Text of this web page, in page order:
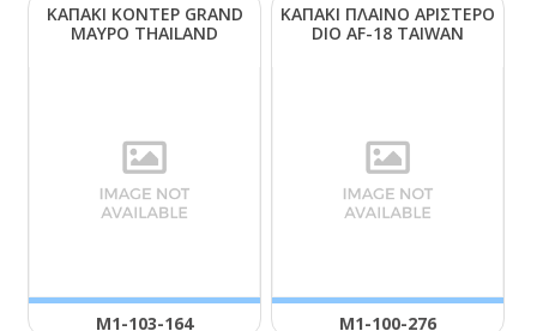
ΚΑΠΑΚΙ ΚΟΝΤΕΡ GRΑΝD
ΜΑΥΡΟ ΤΗΑΙLΑΝD
Μ1-103-164
ΚΑΠΑΚΙ ΠΛΑΙΝΟ ΑΡΙΣΤΕΡΟ
DΙΟ ΑF-18 ΤΑΙWΑΝ
Μ1-100-276